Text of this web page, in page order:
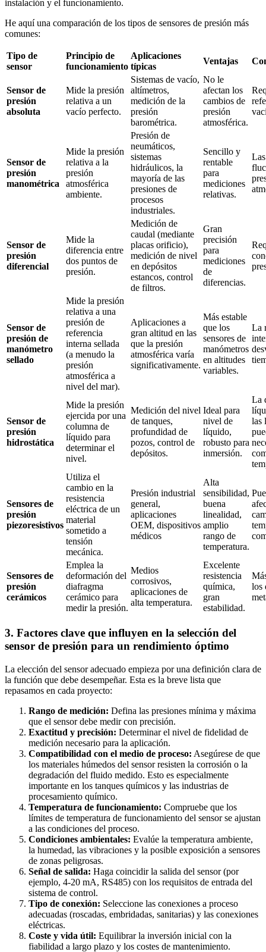
instalación y el funcionamiento.
He aquí una comparación de los tipos de sensores de presión más
comunes:
Tipo de
sensor
Principio de
funcionamiento
Aplicaciones
típicas
Ventajas
Sensor de
presión
absoluta
Mide la presión
relativa a un
vacío perfecto.
Sistemas de vacío,
altímetros,
medición de la
presión
barométrica.
No le
afectan los
cambios de
presión
atmosférica.
Sensor de
presión
manométrica
Mide la presión
relativa a la
presión
atmosférica
ambiente.
Presión de
neumáticos,
sistemas
hidráulicos, la
mayoría de las
presiones de
procesos
industriales.
Sencillo y
rentable
para
mediciones
relativas.
Sensor de
presión
diferencial
Mide la
diferencia entre
dos puntos de
presión.
Medición de
caudal (mediante
placas orificio),
medición de nivel
en depósitos
estancos, control
de filtros.
Gran
precisión
para
mediciones
de
diferencias.
Sensor de
presión de
manómetro
sellado
Mide la presión
relativa a una
presión de
referencia
interna sellada
(a menudo la
presión
atmosférica a
nivel del mar).
Aplicaciones a
gran altitud en las
que la presión
atmosférica varía
significativamente.
Más estable
que los
sensores de
manómetros
en altitudes
variables.
La
Sensor de
presión
hidrostática
Mide la presión
ejercida por una
columna de
líquido para
determinar el
nivel.
Medición del nivel
de tanques,
profundidad de
pozos, control de
depósitos.
Ideal para
nivel de
líquido,
robusto para
inmersión.
La
las
Sensores de
presión
piezoresistivos
Utiliza el
cambio en la
resistencia
eléctrica de un
material
sometido a
tensión
mecánica.
Presión industrial
general,
aplicaciones
OEM, dispositivos
médicos
Alta
sensibilidad,
buena
linealidad,
amplio
rango de
temperatura.
Sensores de
presión
cerámicos
Emplea la
deformación del
diafragma
cerámico para
medir la presión.
Medios
corrosivos,
aplicaciones de
alta temperatura.
Excelente
resistencia
química,
gran
estabilidad.
los
3. Factores clave que influyen en la selección del
sensor de presión para un rendimiento óptimo
La elección del sensor adecuado empieza por una definición clara de
la función que debe desempeñar. Esta es la breve lista que
repasamos en cada proyecto:
Rango de medición: Defina las presiones mínima y máxima
que el sensor debe medir con precisión.
Exactitud y precisión: Determinar el nivel de fidelidad de
medición necesario para la aplicación.
Compatibilidad con el medio de proceso: Asegúrese de que
los materiales húmedos del sensor resisten la corrosión o la
degradación del fluido medido. Esto es especialmente
importante en los tanques químicos y las industrias de
procesamiento químico.
Temperatura de funcionamiento: Compruebe que los
límites de temperatura de funcionamiento del sensor se ajustan
a las condiciones del proceso.
Condiciones ambientales: Evalúe la temperatura ambiente,
la humedad, las vibraciones y la posible exposición a sensores
de zonas peligrosas.
Señal de salida: Haga coincidir la salida del sensor (por
ejemplo, 4-20 mA, RS485) con los requisitos de entrada del
sistema de control.
Tipo de conexión: Seleccione las conexiones a proceso
adecuadas (roscadas, embridadas, sanitarias) y las conexiones
eléctricas.
Coste y vida útil: Equilibrar la inversión inicial con la
fiabilidad a largo plazo y los costes de mantenimiento.